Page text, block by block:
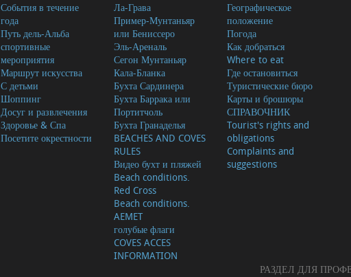
События в течение
года
Путь дель-Альба
спортивные
мероприятия
Маршрут искусства
С детьми
Шоппинг
Досуг и развлечения
Здоровье & Спа
Посетите окрестности
Ла-Грава
Пример-Мунтаньяр
или Бениссеро
Эль-Ареналь
Сегон Мунтаньяр
Кала-Бланка
Бухта Сардинера
Бухта Баррака или
Портитчоль
Бухта Гранаделья
BEACHES AND COVES
RULES
Видео бухт и пляжей
Beach conditions.
Red Cross
Beach conditions.
AEMET
голубые флаги
COVES ACCES
INFORMATION
Географическое
положение
Погода
Как добраться
Where to eat
Где остановиться
Туристические бюро
Карты и брошюры
СПРАВОЧНИК
Tourist's rights and
obligations
Complaints and
suggestions
РАЗДЕЛ ДЛЯ